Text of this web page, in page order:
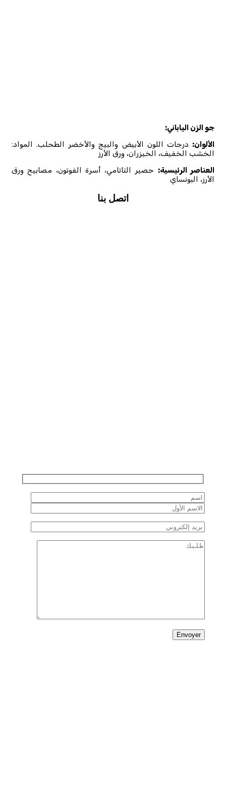
جو الزن الياباني:
الألوان: درجات اللون الأبيض والبيج والأخضر الطحلب. المواد:
الخشب الخفيف، الخيزران، ورق الأرز
العناصر الرئيسية: حصير التاتامي، أسرة الفوتون، مصابيح ورق
الأرز، البونساي
اتصل بنا